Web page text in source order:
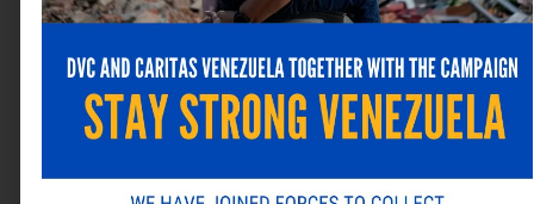
Correo electrónico*